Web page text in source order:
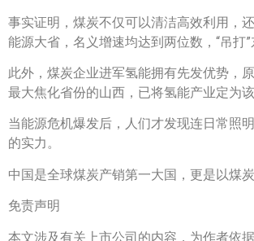
事实证明，煤炭不仅可以清洁高效利用，
能源大省，名义增速均达到两位数，“吊打
此外，煤炭企业进军氢能拥有先发优势，
最大焦化省份的山西，已将氢能产业定为
当能源危机爆发后，人们才发现连日常照
的实力。
中国是全球煤炭产销第一大国，更是以煤
免责声明
本文涉及有关上市公司的内容，为作者依